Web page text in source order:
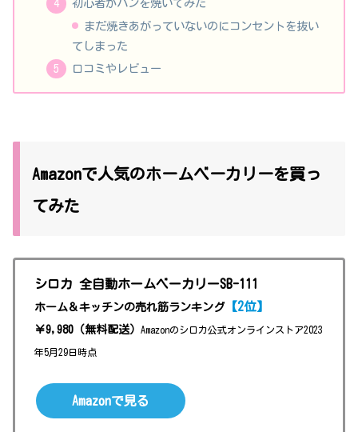
初心者がパンを焼いてみた
まだ焼きあがっていないのにコンセントを抜い
てしまった
口コミやレビュー
Amazonで人気のホームベーカリーを買っ
てみた
シロカ 全自動ホームベーカリーSB-111
ホーム＆キッチンの売れ筋ランキング 【2位】
￥9,980（無料配送） Amazonのシロカ公式オンラインストア2023
年5月29日時点
Amazonで見る